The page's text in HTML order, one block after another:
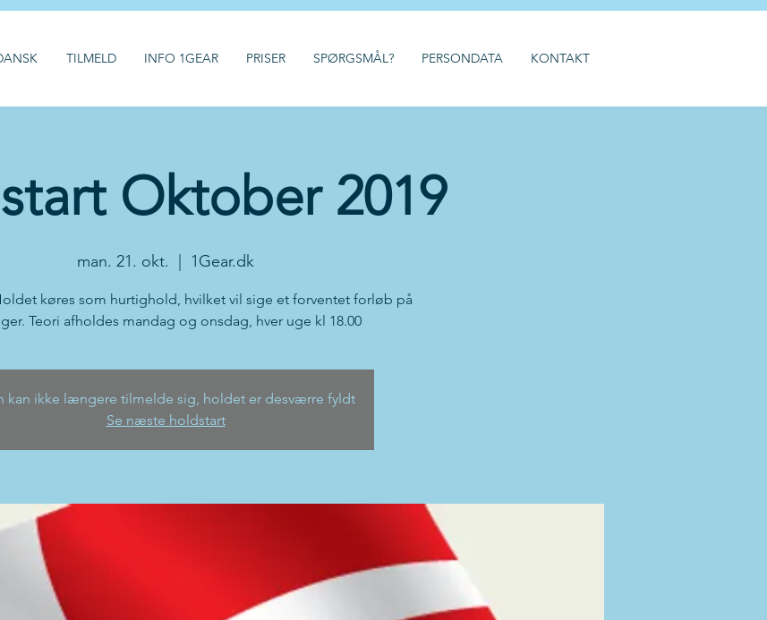
TILMELD INFO 1GEAR PRISER SPØRGSMÅL? PERSONDATA KONTAKT
Oktober 2019
man. 21. okt. 1Gear.dk
køres som hurtighold, hvilket vil sige et forventet forløb på
Teori afholdes mandag og onsdag, hver uge kl 18.00
kan ikke længere tilmelde sig, holdet er desværre fyldt
Se næste holdstart